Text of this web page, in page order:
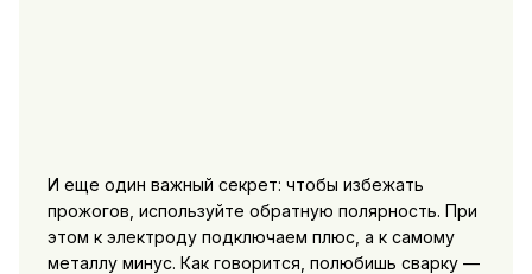
И еще один важный секрет: чтобы избежать
прожогов, используйте обратную полярность. При
этом к электроду подключаем плюс, а к самому
металлу минус. Как говорится, полюбишь сварку —